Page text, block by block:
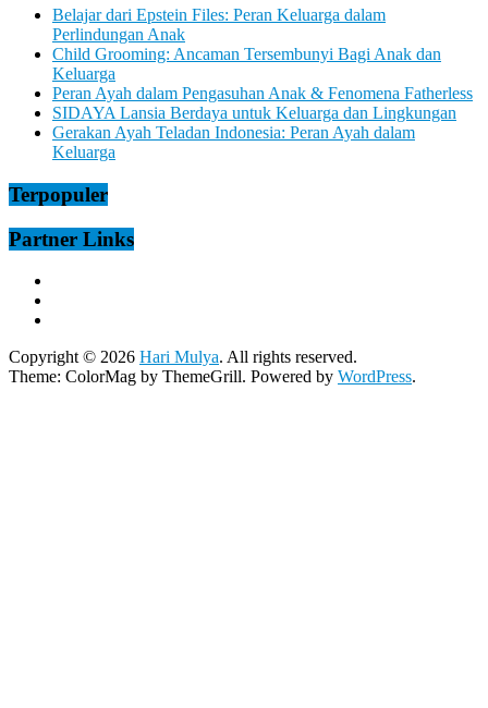
Belajar dari Epstein Files: Peran Keluarga dalam
Perlindungan Anak
Child Grooming: Ancaman Tersembunyi Bagi Anak dan
Keluarga
Peran Ayah dalam Pengasuhan Anak & Fenomena Fatherless
SIDAYA Lansia Berdaya untuk Keluarga dan Lingkungan
Gerakan Ayah Teladan Indonesia: Peran Ayah dalam
Keluarga
Terpopuler
Partner Links
Copyright © 2026 Hari Mulya. All rights reserved.
Theme: ColorMag by ThemeGrill. Powered by WordPress.